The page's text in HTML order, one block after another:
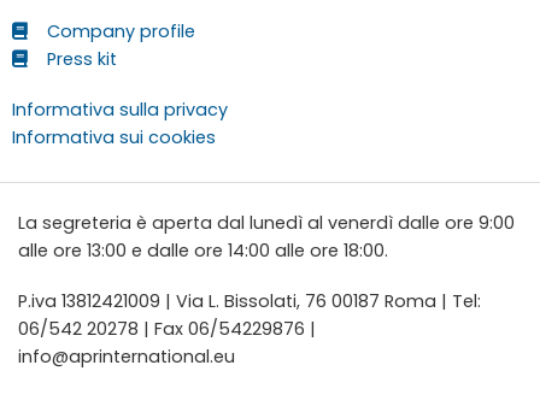
Company profile
Press kit
Informativa sulla privacy
Informativa sui cookies
La segreteria è aperta dal lunedì al venerdì dalle ore 9:00
alle ore 13:00 e dalle ore 14:00 alle ore 18:00.
P.iva 13812421009 | Via L. Bissolati, 76 00187 Roma | Tel:
06/542 20278 | Fax 06/54229876 |
info@aprinternational.eu